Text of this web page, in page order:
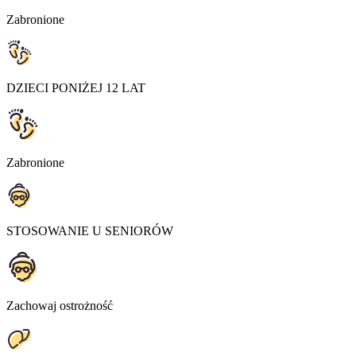
Zabronione
DZIECI PONIŻEJ 12 LAT
Zabronione
STOSOWANIE U SENIORÓW
Zachowaj ostrożność